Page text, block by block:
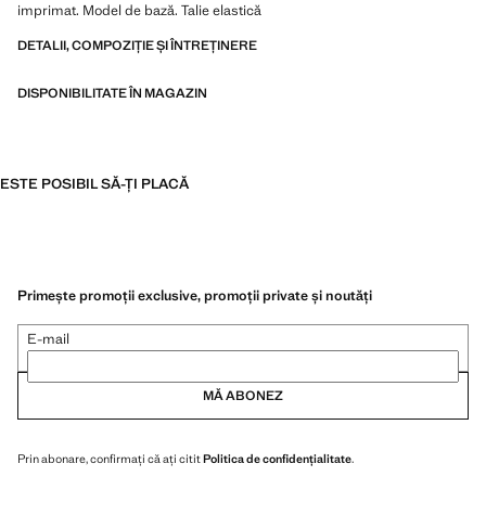
imprimat. Model de bază. Talie elastică
DETALII, COMPOZIȚIE ȘI ÎNTREȚINERE
DISPONIBILITATE ÎN MAGAZIN
ESTE POSIBIL SĂ-ȚI PLACĂ
Primește promoții exclusive, promoții private și noutăți
E-mail
MĂ ABONEZ
Prin abonare, confirmați că ați cititPolitica de confidențialitate.